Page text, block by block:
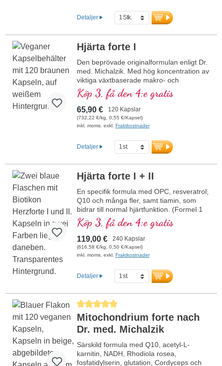
premiumextrakt.
Detaljer
Hjärta forte I
Den beprövade originalformulan enligt Dr.
med. Michalzik. Med hög koncentration av
viktiga växtbaserade makro- och
mikronäringsämnen. Med värdefullt OPC,
Q10, rent trans-resveratrol, röd ginseng,
naturligt vitamin E och många fler viktiga
mikronäringsämnen. Optimalt
kompletterad med formulan Herz forte 2.
sedan 23 år, från egen produktion i
Tyskland av ett traditionsrikt
expertis inom växtämnen samt makro-
och mikronäringsämnen, under ledning av
Dr. med. Alexander Michalzik.
Köp 3, få den 4:e gratis
65,90 € 120 Kapslar
(732,22 €/kg, 0,55 €/Kapsel)
inkl. moms. exkl. Fraktkostnader
Detaljer
Hjärta forte I + II
En specifik formula med OPC, resveratrol,
Q10 och många fler, samt tiamin, som
bidrar till normal hjärtfunktion. (Formel 1
och Formel 2)
Köp 3, få den 4:e gratis
119,00 € 240 Kapslar
(616,58 €/kg, 0,50 €/Kapsel)
inkl. moms. exkl. Fraktkostnader
Detaljer
Genomsnittligt betyg på 5 av 5 stjärnor
Mitochondrium forte nach
Dr. med. Michalzik
Särskild formula med Q10, acetyl-L-
karnitin, NADH, Rhodiola rosea,
fosfatidylserin, glutation, Cordyceps och